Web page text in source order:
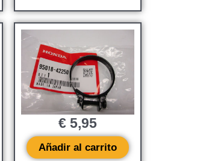
€ 5,95
Añadir al carrito